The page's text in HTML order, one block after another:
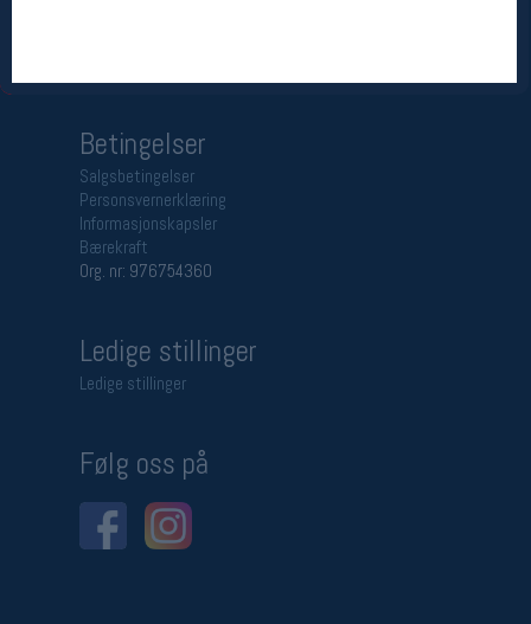
Betingelser
Salgsbetingelser
Personsvernerklæring
Informasjonskapsler
Bærekraft
Org. nr: 976754360
Ledige stillinger
Ledige stillinger
Følg oss på